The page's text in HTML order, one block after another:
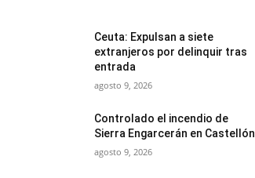
Ceuta: Expulsan a siete
extranjeros por delinquir tras
entrada
agosto 9, 2026
Controlado el incendio de
Sierra Engarcerán en Castellón
agosto 9, 2026